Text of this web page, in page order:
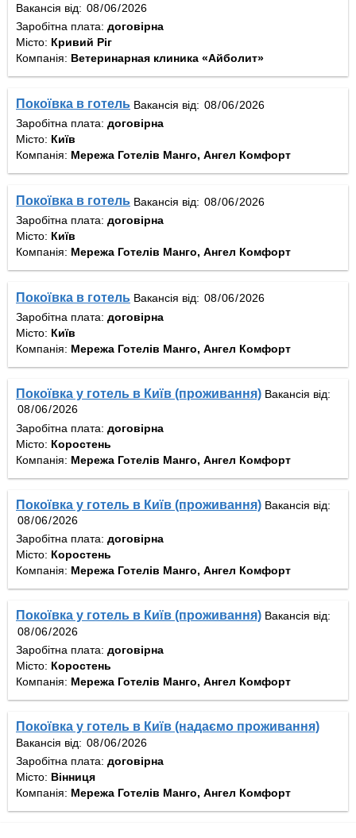
Вакансія від:
Заробітна плата: договірна
Місто: Кривий Ріг
Компанія: Ветеринарная клиника «Айболит»
Покоївка в готель Вакансія від:
Заробітна плата: договірна
Місто: Київ
Компанія: Мережа Готелів Манго, Ангел Комфорт
Покоївка в готель Вакансія від:
Заробітна плата: договірна
Місто: Київ
Компанія: Мережа Готелів Манго, Ангел Комфорт
Покоївка в готель Вакансія від:
Заробітна плата: договірна
Місто: Київ
Компанія: Мережа Готелів Манго, Ангел Комфорт
Покоївка у готель в Київ (проживання) Вакансія від:
Заробітна плата: договірна
Місто: Коростень
Компанія: Мережа Готелів Манго, Ангел Комфорт
Покоївка у готель в Київ (проживання) Вакансія від:
Заробітна плата: договірна
Місто: Коростень
Компанія: Мережа Готелів Манго, Ангел Комфорт
Покоївка у готель в Київ (проживання) Вакансія від:
Заробітна плата: договірна
Місто: Коростень
Компанія: Мережа Готелів Манго, Ангел Комфорт
Покоївка у готель в Київ (надаємо проживання)
Вакансія від:
Заробітна плата: договірна
Місто: Вінниця
Компанія: Мережа Готелів Манго, Ангел Комфорт